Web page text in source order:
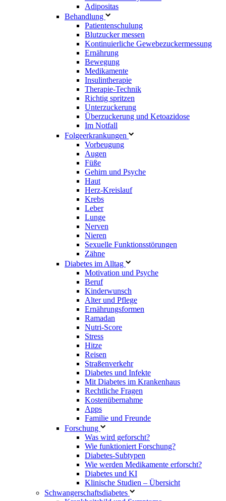
Adipositas
Behandlung
Patientenschulung
Blutzucker messen
Kontinuierliche Gewebezuckermessung
Ernährung
Bewegung
Medikamente
Insulintherapie
Therapie-Technik
Richtig spritzen
Unterzuckerung
Überzuckerung und Ketoazidose
Im Notfall
Folgeerkrankungen
Vorbeugung
Augen
Füße
Gehirn und Psyche
Haut
Herz-Kreislauf
Krebs
Leber
Lunge
Nerven
Nieren
Sexuelle Funktionsstörungen
Zähne
Diabetes im Alltag
Motivation und Psyche
Beruf
Kinderwunsch
Alter und Pflege
Ernährungsformen
Ramadan
Nutri-Score
Stress
Hitze
Reisen
Straßenverkehr
Diabetes und Infekte
Mit Diabetes im Krankenhaus
Rechtliche Fragen
Kostenübernahme
Apps
Familie und Freunde
Forschung
Was wird geforscht?
Wie funktioniert Forschung?
Diabetes-Subtypen
Wie werden Medikamente erforscht?
Diabetes und KI
Klinische Studien – Übersicht
Schwangerschaftsdiabetes